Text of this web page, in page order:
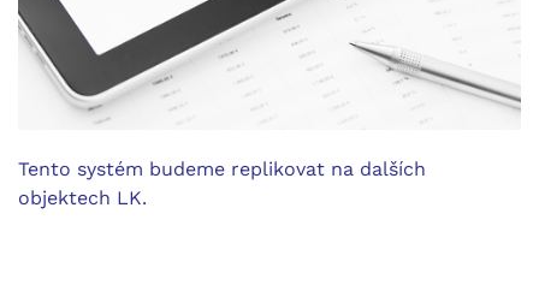
Tento systém budeme replikovat na dalších
objektech LK.